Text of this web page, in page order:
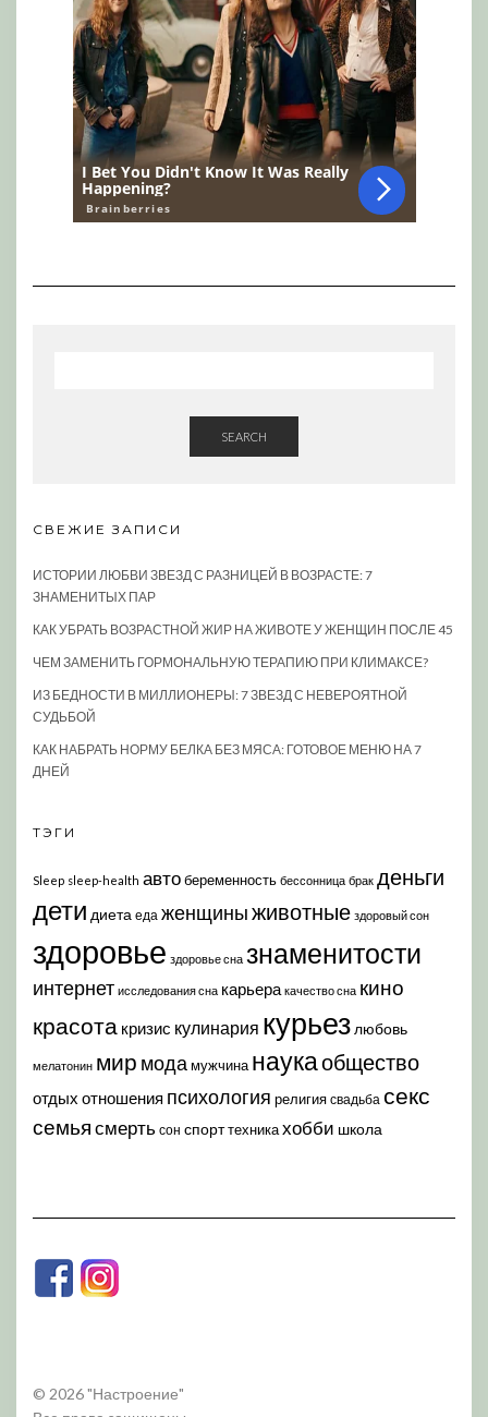
SEARCH
СВЕЖИЕ ЗАПИСИ
ИСТОРИИ ЛЮБВИ ЗВЕЗД С РАЗНИЦЕЙ В ВОЗРАСТЕ: 7
ЗНАМЕНИТЫХ ПАР
КАК УБРАТЬ ВОЗРАСТНОЙ ЖИР НА ЖИВОТЕ У ЖЕНЩИН ПОСЛЕ 45
ЧЕМ ЗАМЕНИТЬ ГОРМОНАЛЬНУЮ ТЕРАПИЮ ПРИ КЛИМАКСЕ?
ИЗ БЕДНОСТИ В МИЛЛИОНЕРЫ: 7 ЗВЕЗД С НЕВЕРОЯТНОЙ
СУДЬБОЙ
КАК НАБРАТЬ НОРМУ БЕЛКА БЕЗ МЯСА: ГОТОВОЕ МЕНЮ НА 7
ДНЕЙ
ТЭГИ
Sleep sleep-health автобеременность бессонница брак деньги
дети диета еда женщиныживотные здоровый сон
здоровье здоровье сна знаменитости
интернет исследования сна карьера качество сна кино
красота кризис кулинария курьез любовь
мелатонин мир модамужчина наукаобщество
отдых отношения психология религия свадьба секс
семья смерть сон спорттехникахобби школа
© 2026 "Настроение"